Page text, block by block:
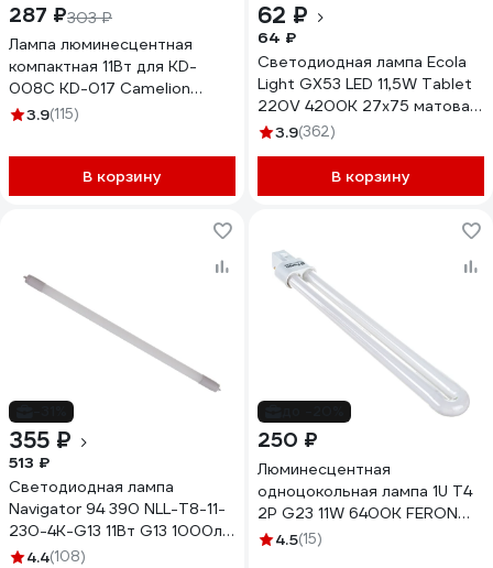
287 ₽303 ₽
Лампа люминесцентная
компактная 11Вт для KD-
008C KD-017 Camelion
10381
3.9(115)
В корзину
62 ₽
64 ₽
Светодиодная лампа Ecola
Light GX53 LED 11,5W Tablet
220V 4200K 27x75 матовая
30000h T5PV11ELC
3.9(362)
В корзину
355 ₽
513 ₽
Светодиодная лампа
Navigator 94 390 NLL-T8-11-
230-4K-G13 11Вт G13 1000лм
170-260В 94390
4.4(108)
250 ₽
Люминесцентная
одноцокольная лампа 1U T4
2P G23 11W 6400K FERON
EST1 4280
4.5(15)